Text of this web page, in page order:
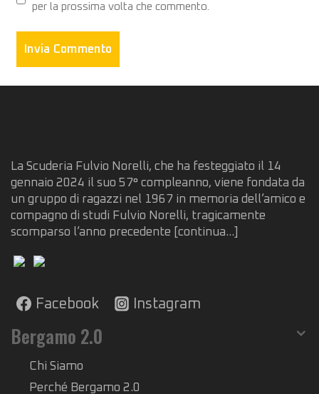
per la prossima volta che commento.
La Scuderia Fulvio Norelli, che ha festeggiato il 14
gennaio 2024 il suo 57° compleanno, viene fondata da
un gruppo di ragazzi nel 1967 in memoria dell’amico e
compagno di studi Fulvio Norelli, tragicamente
scomparso l’anno precedente
[continua...]
Facebook Instagram
Bergamo 2.0
Chi Siamo
Perché Bergamo 2.0